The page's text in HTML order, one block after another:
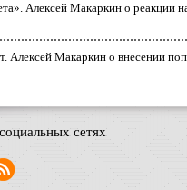
Алексей Макаркин о реакции
Алексей Макаркин о внесении
сетях